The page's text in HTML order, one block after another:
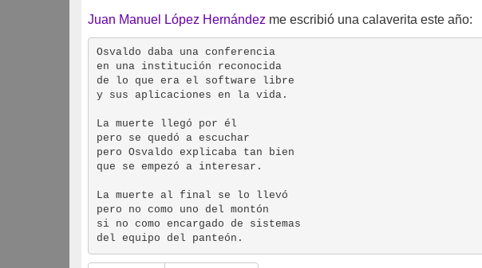
Juan Manuel López Hernández me escribió una calaverita este año:
Osvaldo daba una conferencia
en una institución reconocida
de lo que era el software libre
y sus aplicaciones en la vida.
La muerte llegó por él
pero se quedó a escuchar
pero Osvaldo explicaba tan bien
que se empezó a interesar.
La muerte al final se lo llevó
pero no como uno del montón
si no como encargado de sistemas